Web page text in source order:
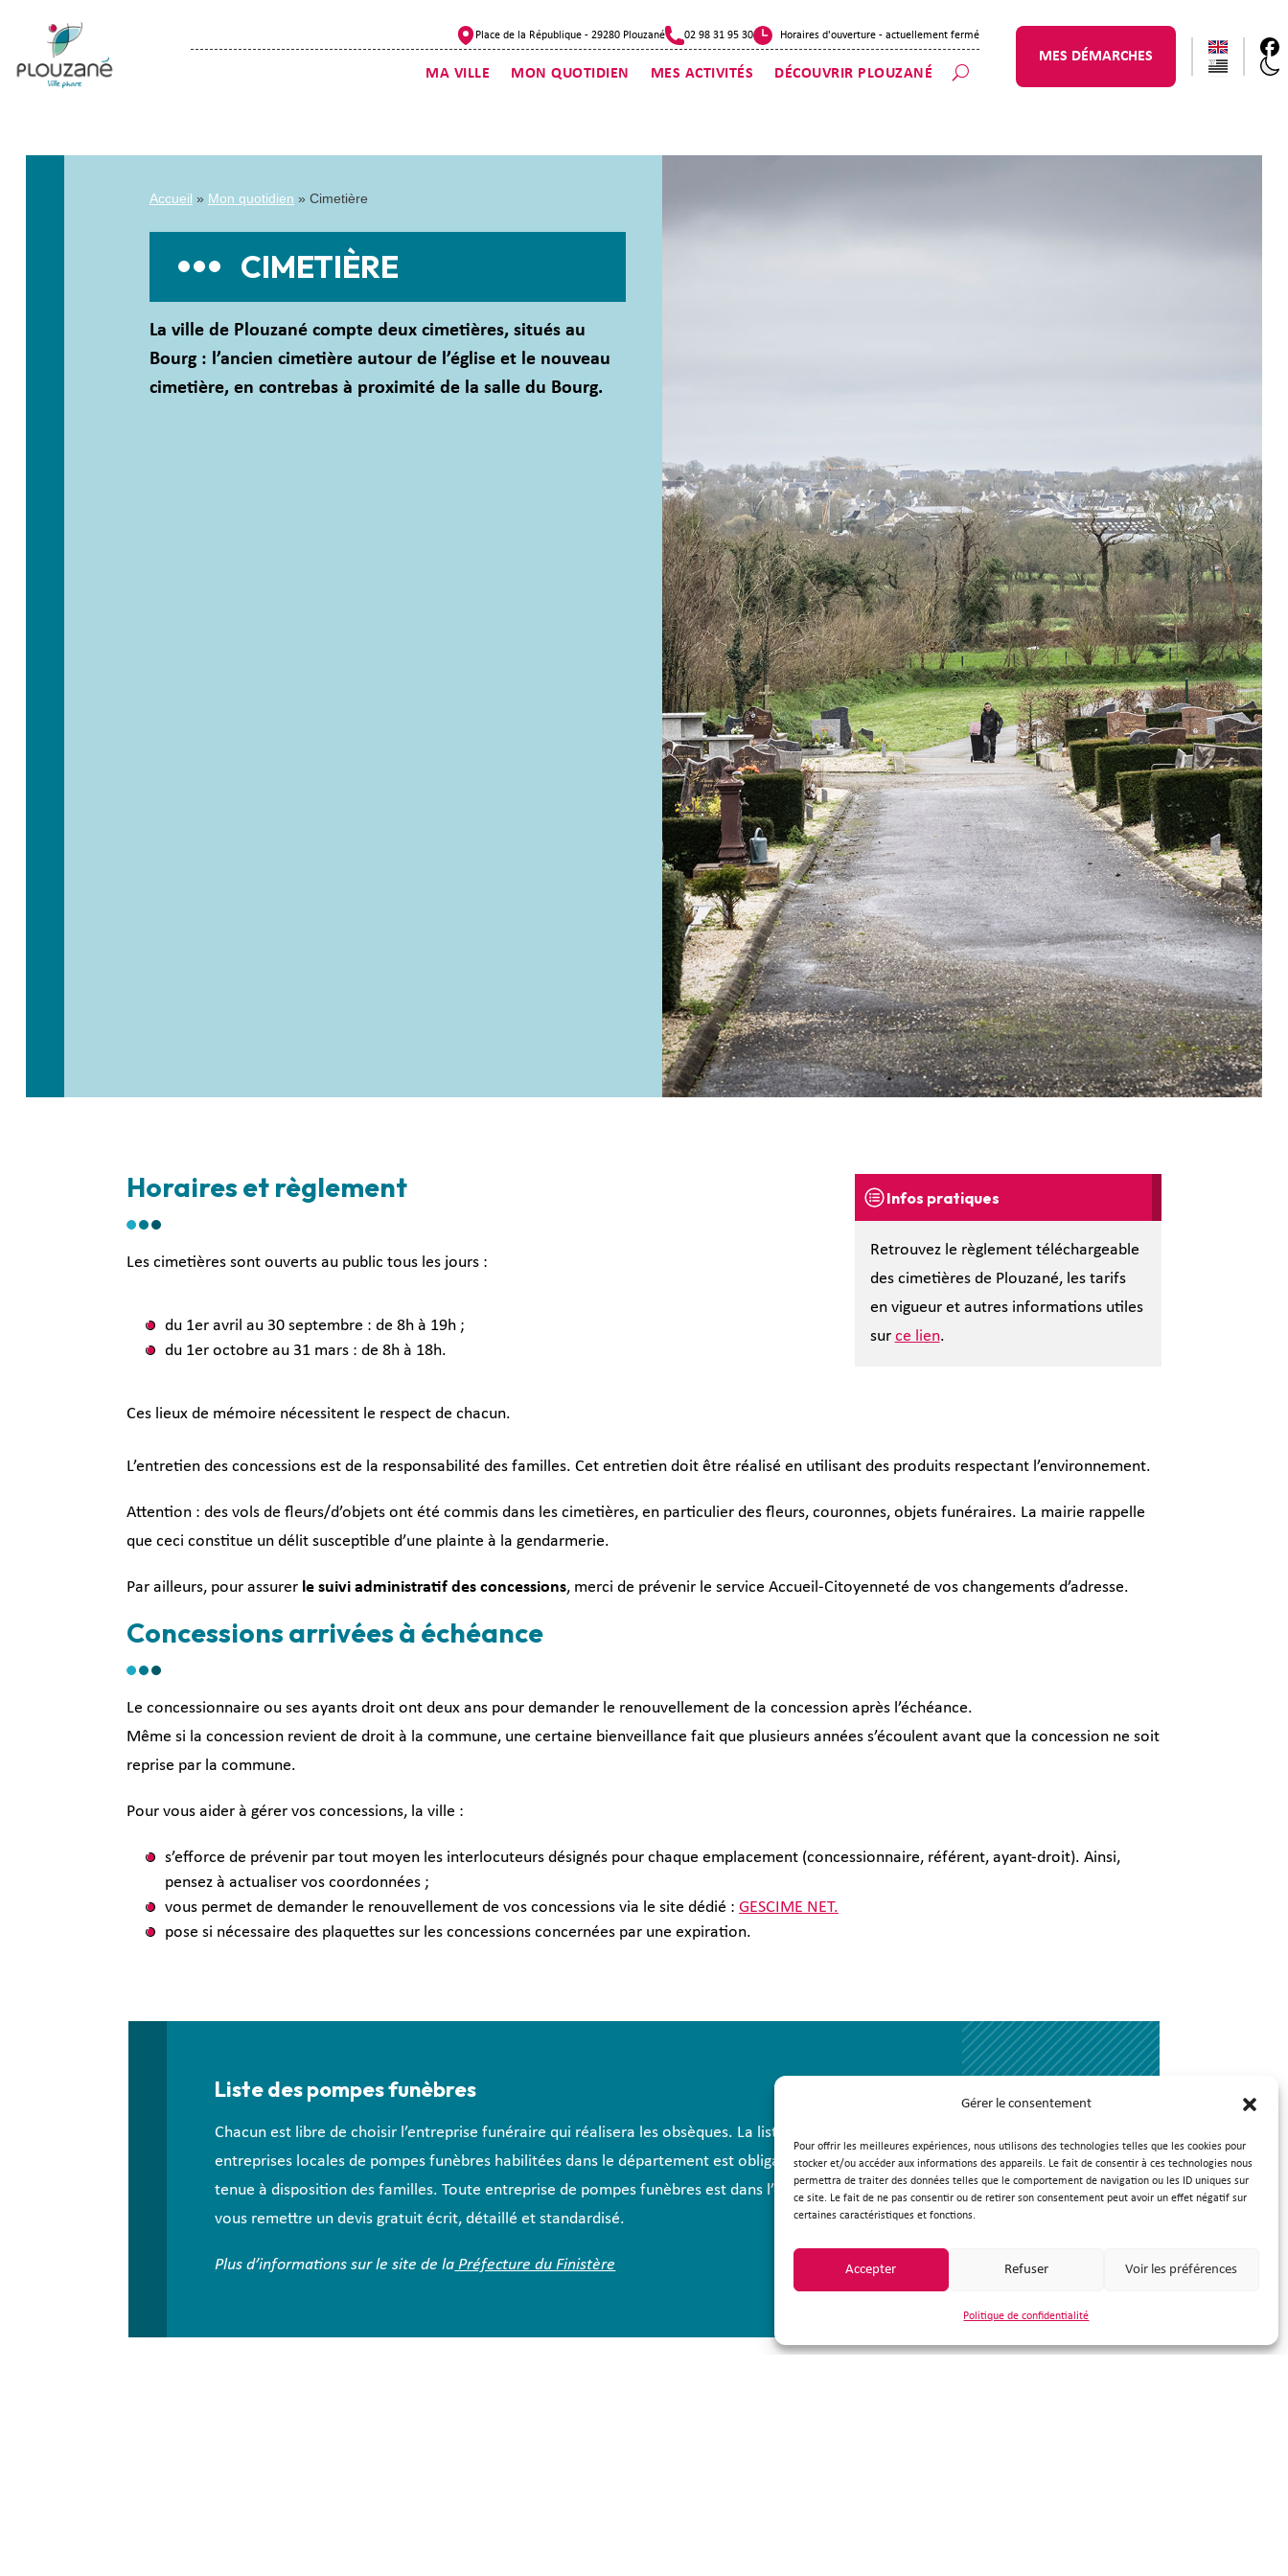
Gérer le consentement
Pour offrir les meilleures expériences, nous utilisons des technologies telles que les cookies pour
stocker et/ou accéder aux informations des appareils. Le fait de consentir à ces technologies nous
permettra de traiter des données telles que le comportement de navigation ou les ID uniques sur
ce site. Le fait de ne pas consentir ou de retirer son consentement peut avoir un effet négatif sur
certaines caractéristiques et fonctions.
Accepter Refuser Voir les préférences
Politique de confidentialité
Place de la République - 29280 Plouzané 02 98 31 95 30 Horaires d'ouverture - actuellement fermé
MA VILLE MON QUOTIDIEN MES ACTIVITÉS DÉCOUVRIR PLOUZANÉ
MES DÉMARCHES
Accueil » Mon quotidien » Cimetière
CIMETIÈRE
La ville de Plouzané compte deux cimetières, situés au
Bourg : l’ancien cimetière autour de l’église et le nouveau
cimetière, en contrebas à proximité de la salle du Bourg.
Horaires et règlement
Les cimetières sont ouverts au public tous les jours :
du 1er avril au 30 septembre : de 8h à 19h ;
du 1er octobre au 31 mars : de 8h à 18h.
Ces lieux de mémoire nécessitent le respect de chacun.
Infos pratiques
Retrouvez le règlement téléchargeable
des cimetières de Plouzané, les tarifs
en vigueur et autres informations utiles
sur ce lien.
L’entretien des concessions est de la responsabilité des familles. Cet entretien doit être réalisé en utilisant des produits respectant l’environnement.
Attention : des vols de fleurs/d’objets ont été commis dans les cimetières, en particulier des fleurs, couronnes, objets funéraires. La mairie rappelle
que ceci constitue un délit susceptible d’une plainte à la gendarmerie.
Par ailleurs, pour assurer le suivi administratif des concessions, merci de prévenir le service Accueil-Citoyenneté de vos changements d’adresse.
Concessions arrivées à échéance
Le concessionnaire ou ses ayants droit ont deux ans pour demander le renouvellement de la concession après l’échéance.
Même si la concession revient de droit à la commune, une certaine bienveillance fait que plusieurs années s’écoulent avant que la concession ne soit
reprise par la commune.
Pour vous aider à gérer vos concessions, la ville :
s’efforce de prévenir par tout moyen les interlocuteurs désignés pour chaque emplacement (concessionnaire, référent, ayant-droit). Ainsi,
pensez à actualiser vos coordonnées ;
vous permet de demander le renouvellement de vos concessions via le site dédié : GESCIME NET.
pose si nécessaire des plaquettes sur les concessions concernées par une expiration.
Liste des pompes funèbres
Chacun est libre de choisir l’entreprise funéraire qui réalisera les obsèques. La liste des
entreprises locales de pompes funèbres habilitées dans le département est obligatoirement
tenue à disposition des familles. Toute entreprise de pompes funèbres est dans l’obligation de
vous remettre un devis gratuit écrit, détaillé et standardisé.
Plus d’informations sur le site de la Préfecture du Finistère